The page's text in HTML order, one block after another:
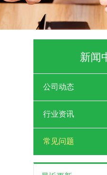
新闻
公司动态
行业资讯
常见问题